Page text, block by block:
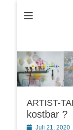
ARTIST-
kostbar ?
PostedJuli 21, 2020